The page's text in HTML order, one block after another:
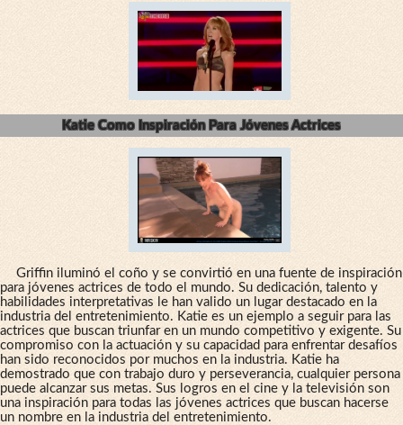
Katie Como Inspiración Para Jóvenes Actrices
Griffin iluminó el coño y se convirtió en una fuente de inspiración
para jóvenes actrices de todo el mundo. Su dedicación, talento y
habilidades interpretativas le han valido un lugar destacado en la
industria del entretenimiento. Katie es un ejemplo a seguir para las
actrices que buscan triunfar en un mundo competitivo y exigente. Su
compromiso con la actuación y su capacidad para enfrentar desafíos
han sido reconocidos por muchos en la industria. Katie ha
demostrado que con trabajo duro y perseverancia, cualquier persona
puede alcanzar sus metas. Sus logros en el cine y la televisión son
una inspiración para todas las jóvenes actrices que buscan hacerse
un nombre en la industria del entretenimiento.